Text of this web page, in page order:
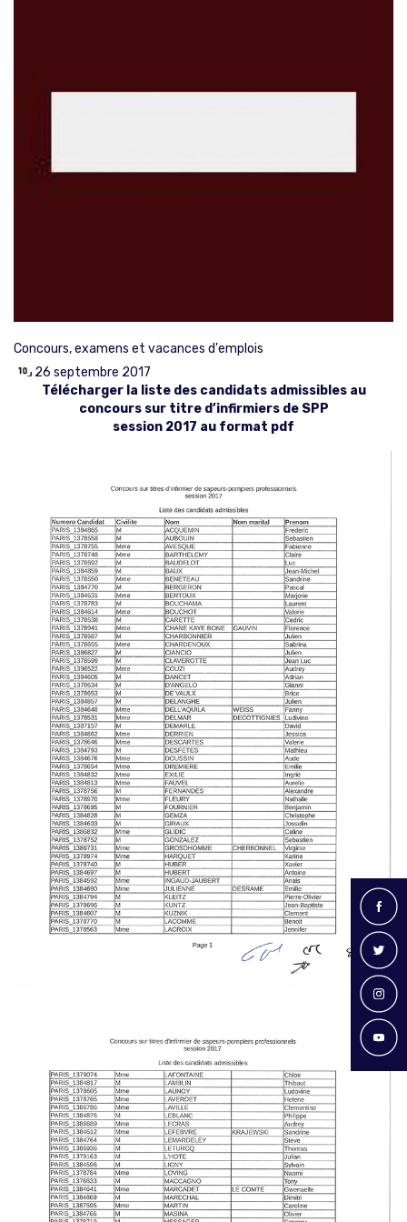
Concours, examens et vacances d'emplois
26 septembre 2017
Télécharger la liste des candidats admissibles au
concours sur titre d’infirmiers de SPP
session 2017 au format pdf